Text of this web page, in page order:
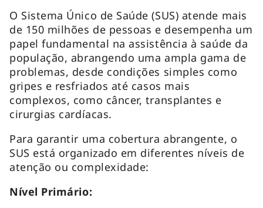
O Sistema Único de Saúde (SUS) atende mais
de 150 milhões de pessoas e desempenha um
papel fundamental na assistência à saúde da
população, abrangendo uma ampla gama de
problemas, desde condições simples como
gripes e resfriados até casos mais
complexos, como câncer, transplantes e
cirurgias cardíacas.
Para garantir uma cobertura abrangente, o
SUS está organizado em diferentes níveis de
atenção ou complexidade:
Nível Primário: